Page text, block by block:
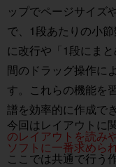
ップでページサイズ
で、1段あたりの小
に改行や「1段にま
間のドラッグ操作に
す。これらの機能を
譜を効率的に作成で
今回はレイアウトに
のレイアウトを読み
ソフトに一番求めら
ここでは共通で行う